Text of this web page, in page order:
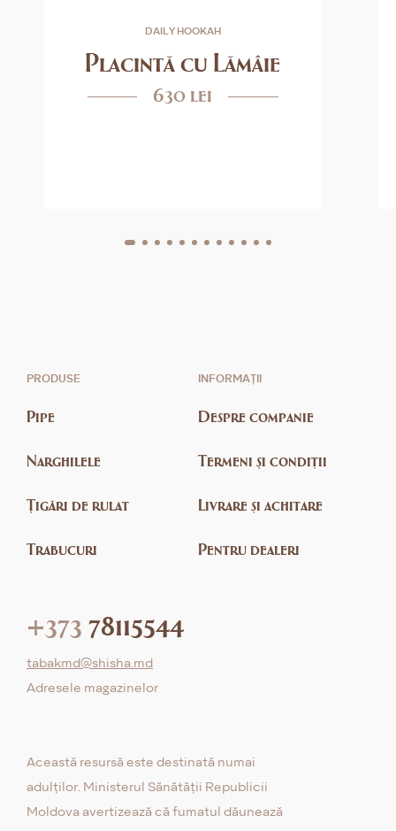
DAILY HOOKAH
Placintă cu Lămâie
630 lei
PRODUSE
Pipe
Narghilele
Țigări de rulat
Trabucuri
INFORMAȚII
Despre companie
Termeni și condiții
Livrare și achitare
Pentru dealeri
+373 78115544
tabakmd@shisha.md
Adresele magazinelor
Această resursă este destinată numai
adulților. Ministerul Sănătății Republicii
Moldova avertizează că fumatul dăunează